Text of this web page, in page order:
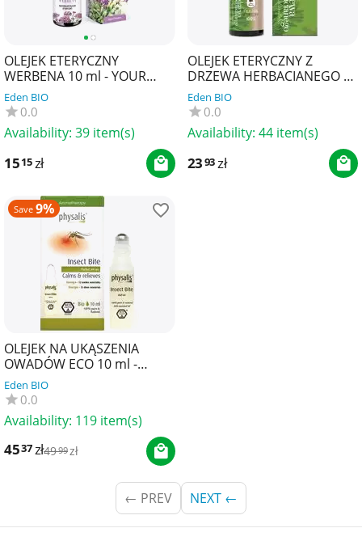
OLEJEK ETERYCZNY
WERBENA 10 ml - YOUR
CANDLE
Eden BIO
0.0
Availability: 39 item(s)
1515zł
OLEJEK ETERYCZNY Z
DRZEWA HERBACIANEGO 10
ml - DARY NATURY
Eden BIO
0.0
Availability: 44 item(s)
2393zł
Save 9%
OLEJEK NA UKĄSZENIA
OWADÓW ECO 10 ml -
PHYSALIS (PRODUKT
SEZONOWY)
Eden BIO
0.0
Availability: 119 item(s)
4537zł4999zł
PREV NEXT